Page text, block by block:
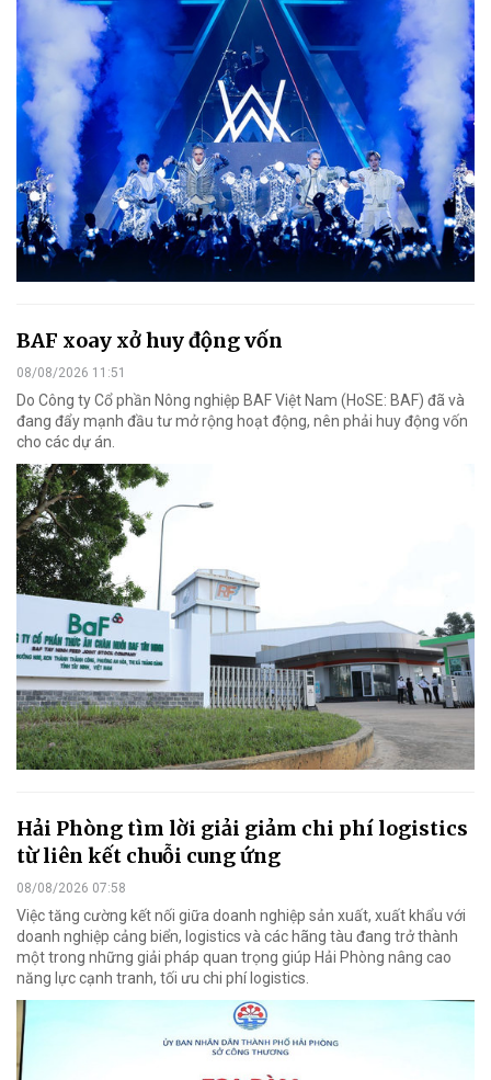
BAF xoay xở huy động vốn
08/08/2026 11:51
Do Công ty Cổ phần Nông nghiệp BAF Việt Nam (HoSE: BAF) đã và
đang đẩy mạnh đầu tư mở rộng hoạt động, nên phải huy động vốn
cho các dự án.
Hải Phòng tìm lời giải giảm chi phí logistics
từ liên kết chuỗi cung ứng
08/08/2026 07:58
Việc tăng cường kết nối giữa doanh nghiệp sản xuất, xuất khẩu với
doanh nghiệp cảng biển, logistics và các hãng tàu đang trở thành
một trong những giải pháp quan trọng giúp Hải Phòng nâng cao
năng lực cạnh tranh, tối ưu chi phí logistics.